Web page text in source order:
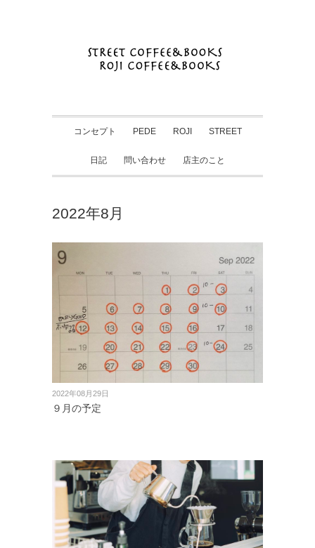
コンセプト PEDE ROJI STREET
日記 問い合わせ 店主のこと
2022年8月
2022年08月29日
９月の予定